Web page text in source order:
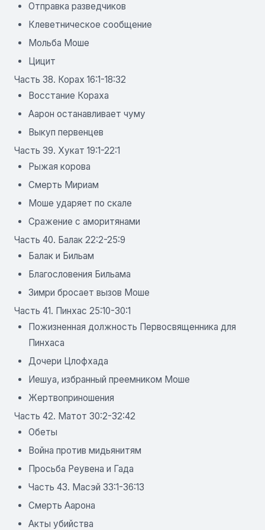
Отправка разведчиков
Клеветническое сообщение
Мольба Моше
Цицит
Часть 38. Корах 16:1-18:32
Восстание Кораха
Аарон останавливает чуму
Выкуп первенцев
Часть 39. Хукат 19:1-22:1
Рыжая корова
Смерть Мириам
Моше ударяет по скале
Сражение с аморитянами
Часть 40. Балак 22:2-25:9
Балак и Бильам
Благословения Бильама
Зимри бросает вызов Моше
Часть 41. Пинхас 25:10-30:1
Пожизненная должность Первосвященника для
Пинхаса
Дочери Цлофхада
Иешуа, избранный преемником Моше
Жертвоприношения
Часть 42. Матот 30:2-32:42
Обеты
Война против мидьянитям
Просьба Реувена и Гада
Часть 43. Масэй 33:1-36:13
Смерть Аарона
Акты убийства